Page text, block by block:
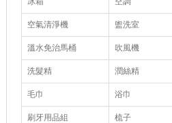
空氣清淨機 盥洗室
溫水免治馬桶 吹風機
洗髮精 潤絲精
毛巾 浴巾
刷牙用品組 梳子